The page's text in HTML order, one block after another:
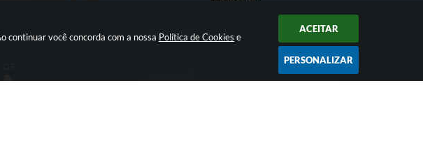
continuar você concorda com a nossa Política de Cookies e
ACEITAR
PERSONALIZAR